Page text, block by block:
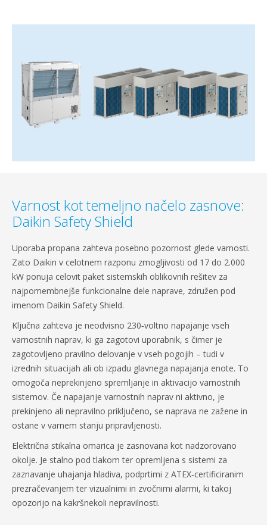
Varnost kot temeljno načelo zasnove:
Daikin Safety Shield
Uporaba propana zahteva posebno pozornost glede varnosti.
Zato Daikin v celotnem razponu zmogljivosti od 17 do 2.000
kW ponuja celovit paket sistemskih oblikovnih rešitev za
najpomembnejše funkcionalne dele naprave, združen pod
imenom Daikin Safety Shield.
Ključna zahteva je neodvisno 230‑voltno napajanje vseh
varnostnih naprav, ki ga zagotovi uporabnik, s čimer je
zagotovljeno pravilno delovanje v vseh pogojih – tudi v
izrednih situacijah ali ob izpadu glavnega napajanja enote. To
omogoča neprekinjeno spremljanje in aktivacijo varnostnih
sistemov. Če napajanje varnostnih naprav ni aktivno, je
prekinjeno ali nepravilno priključeno, se naprava ne zažene in
ostane v varnem stanju pripravljenosti.
Električna stikalna omarica je zasnovana kot nadzorovano
okolje. Je stalno pod tlakom ter opremljena s sistemi za
zaznavanje uhajanja hladiva, podprtimi z ATEX‑certificiranim
prezračevanjem ter vizualnimi in zvočnimi alarmi, ki takoj
opozorijo na kakršnekoli nepravilnosti.